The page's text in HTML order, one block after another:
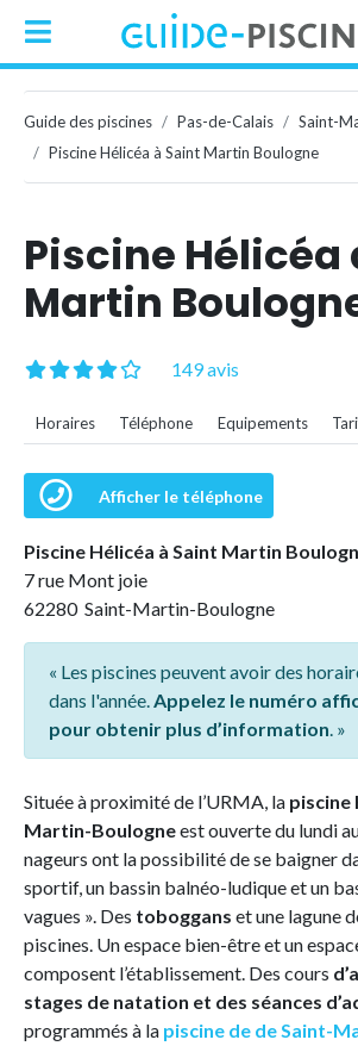
Guide des piscines Pas-de-Calais
Saint-
Piscine Hélicéa à Saint Martin Boulogne
Piscine Hélicéa
Martin
149 avis
Horaires Téléphone Equipements
Afficher le téléphone
Piscine Hélicéa à Saint Martin
7 rue Mont joie
62280 Saint-Martin-Boulogne
« Les piscines peuvent avoir des
dans l'année.Appelez le numéro
pour obtenir plus d’information. »
Située à proximité de l’URMA, la piscine
Martin-Boulogneest ouverte du lundi
nageurs ont la possibilité de se baigner
sportif, un bassin balnéo-ludique et un
vagues ». Des toboggans et une lagune
piscines. Un espace bien-être et un
composent l’établissement. Des cours
stages de natation et des séances
programmés à la piscine de de Saint-